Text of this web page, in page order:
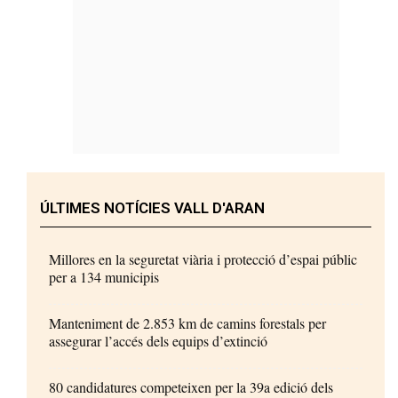
ÚLTIMES NOTÍCIES VALL D'ARAN
Millores en la seguretat viària i protecció d’espai públic
per a 134 municipis
Manteniment de 2.853 km de camins forestals per
assegurar l’accés dels equips d’extinció
80 candidatures competeixen per la 39a edició dels